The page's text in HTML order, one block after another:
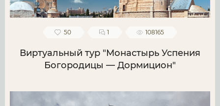
50 1 108165
Виртуальный тур "Монастырь Успения
Богородицы — Дормицион"